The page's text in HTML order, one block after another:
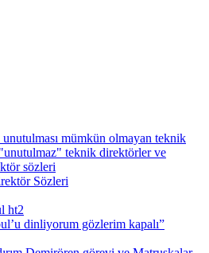
Sözleri
dinliyorum gözlerim kapalı”